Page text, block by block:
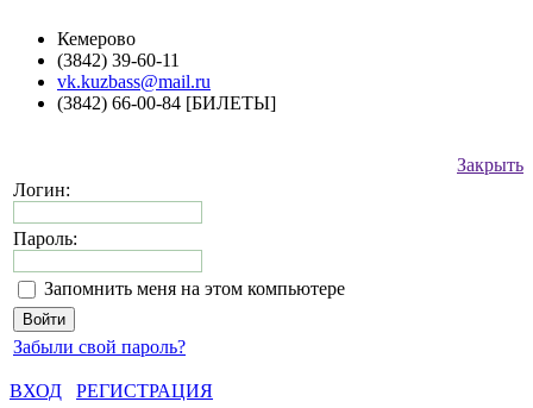
Кемерово
(3842) 39-60-11
vk.kuzbass@mail.ru
(3842) 66-00-84 [БИЛЕТЫ]
Закрыть
Логин:
Пароль:
Запомнить меня на этом компьютере
Забыли свой пароль?
ВХОД
РЕГИСТРАЦИЯ